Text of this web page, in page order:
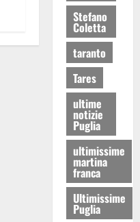
Stefano
Coletta
taranto
Tares
ultime
notizie
Puglia
ultimissime
martina
franca
Ultimissime
Puglia